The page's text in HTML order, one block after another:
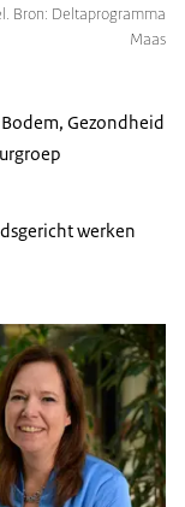
Bron: Deltaprogramma
Maas
Gezondheid
werken